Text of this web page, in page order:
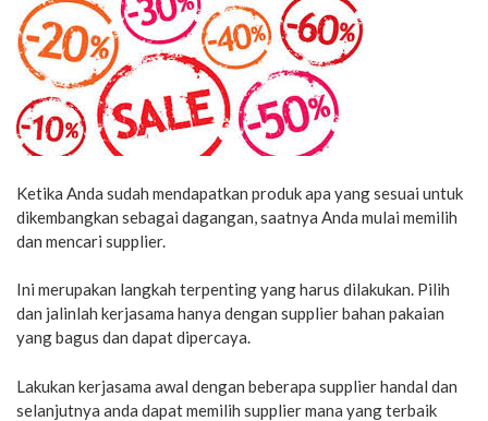
Ketika Anda sudah mendapatkan produk apa yang sesuai untuk
dikembangkan sebagai dagangan, saatnya Anda mulai memilih
dan mencari supplier.
Ini merupakan langkah terpenting yang harus dilakukan. Pilih
dan jalinlah kerjasama hanya dengan supplier bahan pakaian
yang bagus dan dapat dipercaya.
Lakukan kerjasama awal dengan beberapa supplier handal dan
selanjutnya anda dapat memilih supplier mana yang terbaik